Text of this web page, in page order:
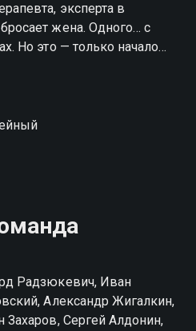
эксперта в
жена. Одного… с
Но это — только начало
теща и куча проблем!
всех клиентов
семью и снова
горизонте уже появилась
и очень богатая клиентка
глядишь, и в мужья?
сериала Папины дочки
в хорошем HD
Радзюкевич, Иван
Александр Жигалкин,
Захаров, Сергей Алдонин,